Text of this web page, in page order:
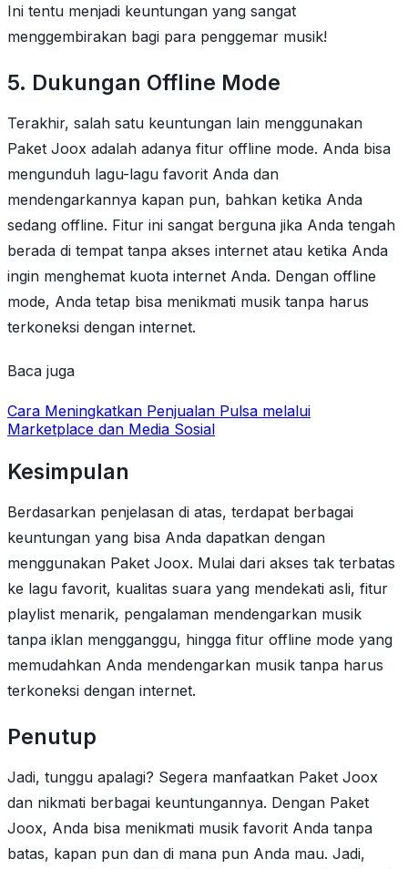
Ini tentu menjadi keuntungan yang sangat
menggembirakan bagi para penggemar musik!
5. Dukungan Offline Mode
Terakhir, salah satu keuntungan lain menggunakan
Paket Joox adalah adanya fitur offline mode. Anda bisa
mengunduh lagu-lagu favorit Anda dan
mendengarkannya kapan pun, bahkan ketika Anda
sedang offline. Fitur ini sangat berguna jika Anda tengah
berada di tempat tanpa akses internet atau ketika Anda
ingin menghemat kuota internet Anda. Dengan offline
mode, Anda tetap bisa menikmati musik tanpa harus
terkoneksi dengan internet.
Baca juga
Cara Meningkatkan Penjualan Pulsa melalui
Marketplace dan Media Sosial
Kesimpulan
Berdasarkan penjelasan di atas, terdapat berbagai
keuntungan yang bisa Anda dapatkan dengan
menggunakan Paket Joox. Mulai dari akses tak terbatas
ke lagu favorit, kualitas suara yang mendekati asli, fitur
playlist menarik, pengalaman mendengarkan musik
tanpa iklan mengganggu, hingga fitur offline mode yang
memudahkan Anda mendengarkan musik tanpa harus
terkoneksi dengan internet.
Penutup
Jadi, tunggu apalagi? Segera manfaatkan Paket Joox
dan nikmati berbagai keuntungannya. Dengan Paket
Joox, Anda bisa menikmati musik favorit Anda tanpa
batas, kapan pun dan di mana pun Anda mau. Jadi,